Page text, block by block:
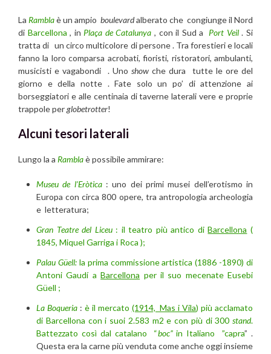
La Ramblaè un ampio boulevardalberato che congiunge il Nord
di Barcellona , in Plaça de Catalunya , con il Sud a Port Veil. Si
tratta di un circo multicolore di persone . Tra forestieri e locali
fanno la loro comparsa acrobati, fioristi, ristoratori, ambulanti,
musicisti e vagabondi . Uno showche dura tutte le ore del
giorno e della notte . Fate solo un po’ di attenzione ai
borseggiatori e alle centinaia di taverne laterali vere e proprie
trappole perglobetrotter!
Alcuni tesori laterali
Lungo la a Ramblaè possibile ammirare:
Museu de l’Eròtica : uno dei primi musei dell’erotismo in
Europa con circa 800 opere, tra antropologia archeologia
e letteratura;
Gran Teatre del Liceu : il teatro più antico diBarcellona (
1845, Miquel Garriga i Roca );
Palau Güell: la prima commissione artistica (1886 -1890) di
Antoni Gaudí aBarcellona per il suo mecenate Eusebi
Güell ;
La Boqueria: è il mercato (1914, Mas i Vila) più acclamato
di Barcellona con i suoi 2.583 m2 e con più di 300 stand.
Battezzato così dal catalano “boc”in Italiano ”capra” .
Questa era la carne più venduta come anche oggi insieme